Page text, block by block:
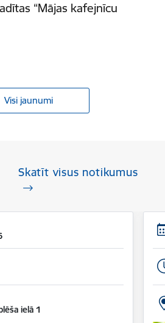
“Mājas kafejnīcu
Visi jaunumi
Skatīt visus notikumus
ielā 1